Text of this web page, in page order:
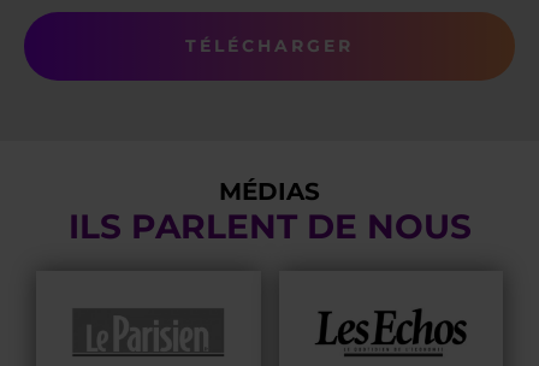
TÉLÉCHARGER
MÉDIAS
ILS PARLENT DE NOUS